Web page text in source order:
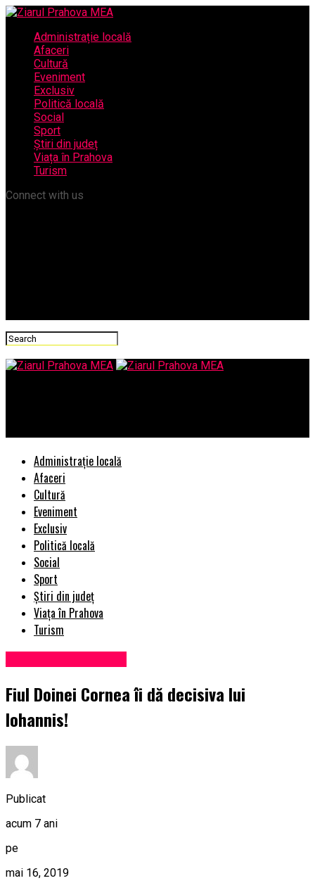
Administrație locală
Afaceri
Cultură
Eveniment
Exclusiv
Politică locală
Social
Sport
Știri din județ
Viața în Prahova
Turism
Connect with us
Administrație locală
Afaceri
Cultură
Eveniment
Exclusiv
Politică locală
Social
Sport
Știri din județ
Viața în Prahova
Turism
Fiul Doinei Cornea îi dă decisiva lui
Iohannis!
Publicat
acum 7 ani
pe
mai 16, 2019